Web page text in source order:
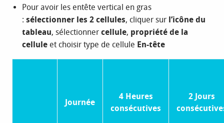
Pour avoir les entête vertical en gras
: sélectionner les 2 cellules, cliquer sur l’icône du
tableau, sélectionner cellule, propriété de la
cellule et choisir type de cellule En-tête
Journée
4 Heures
consécutives
2 Jours